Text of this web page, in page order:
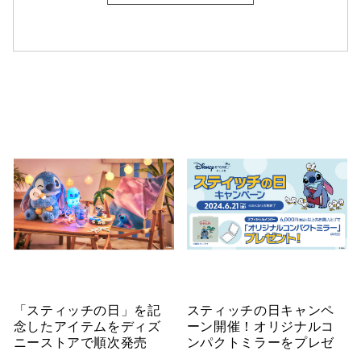
「スティッチの日」を記
念したアイテムをディズ
ニーストアで順次発売
スティッチの日キャンペ
ーン開催！オリジナルコ
ンパクトミラーをプレゼ